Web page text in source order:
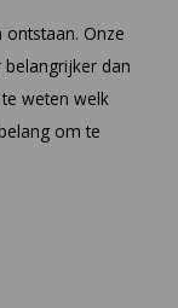
Onze
belangrijker dan
weten welk
om te